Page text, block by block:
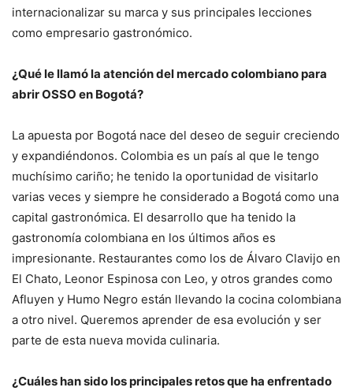
internacionalizar su marca y sus principales lecciones
como empresario gastronómico.
¿Qué le llamó la atención del mercado colombiano para
abrir OSSO en Bogotá?
La apuesta por Bogotá nace del deseo de seguir creciendo
y expandiéndonos. Colombia es un país al que le tengo
muchísimo cariño; he tenido la oportunidad de visitarlo
varias veces y siempre he considerado a Bogotá como una
capital gastronómica. El desarrollo que ha tenido la
gastronomía colombiana en los últimos años es
impresionante. Restaurantes como los de Álvaro Clavijo en
El Chato, Leonor Espinosa con Leo, y otros grandes como
Afluyen y Humo Negro están llevando la cocina colombiana
a otro nivel. Queremos aprender de esa evolución y ser
parte de esta nueva movida culinaria.
¿Cuáles han sido los principales retos que ha enfrentado